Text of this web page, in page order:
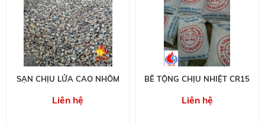
SẠN CHỊU LỬA CAO NHÔM
Liên hệ
BÊ TỘNG CHỊU NHIỆT CR15
Liên hệ